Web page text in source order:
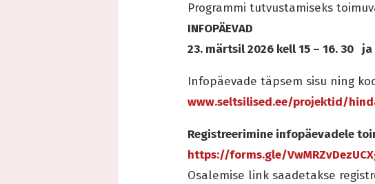
Programmi tutvustamiseks
INFOPÄEVAD
23. märtsil 2026 kell 15 – 16. 30 ja
Infopäevade täpsem sisu ning
www.seltsilised.ee/projektid/
Registreerimine infopäevadele
https://forms.gle/
Osalemise link saadetakse